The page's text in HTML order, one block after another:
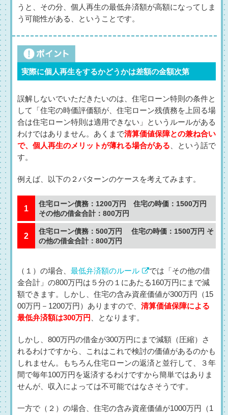
うと、その分、個人再生の最低弁済額が高額になってしま
う可能性がある、ということです。
実際に個人再生をするかどうかは差額の金額次第
誤解しないでいただきたいのは、住宅ローン特則の条件と
して「住宅の時価評価額が、住宅ローン残債務を上回る場
合は住宅ローン特則は適用できない」というルールがある
わけではありません。あくまで清算価値保障との兼ね合い
で、個人再生のメリットが薄れる場合がある 、という話で
す。
例えば、以下の２パターンのケースを考えてみます。
住宅ローン債務：1200万円 住宅の時価：1500万円
その他の借金合計：800万円
住宅ローン債務：500万円 住宅の時価：1500万円 そ
の他の借金合計：800万円
（１）の場合、 最低弁済額のルール
では「その他の借
金合計」の800万円は５分の１にあたる160万円にまで減
額できます。しかし、住宅の含み資産価値が300万円（15
00万円－1200万円）ありますので、 清算価値保障による
最低弁済額は300万円
、となります。
しかし、800万円の借金が300万円にまで減額（圧縮）さ
れるわけですから、これはこれで検討の価値があるのかも
しれません。もちろん住宅ローンの返済と並行して、３年
間で毎年100万円を返済するわけですから簡単ではありま
せんが、収入によっては不可能ではなさそうです。
一方で（２）の場合、住宅の含み資産価値が1000万円（1